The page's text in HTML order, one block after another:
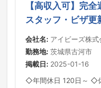
【高収入可】完
スタッフ・ビザ更
会社名: アイビーズ株式
勤務地: 茨城県古河市
掲載日: 2025-01-16
◇年間休日 120日～ ◇